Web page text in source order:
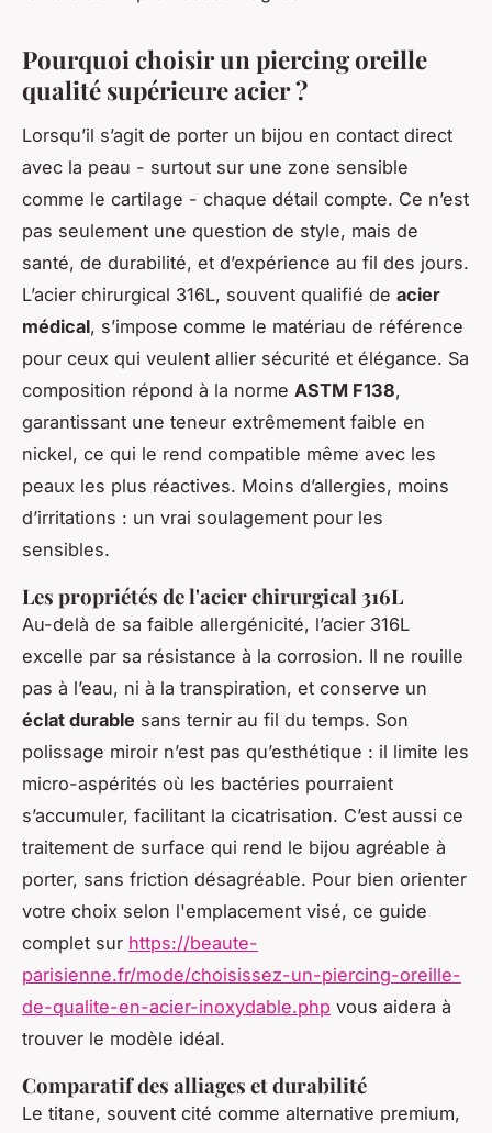
Pourquoi choisir un piercing oreille
qualité supérieure acier ?
Lorsqu’il s’agit de porter un bijou en contact direct
avec la peau - surtout sur une zone sensible
comme le cartilage - chaque détail compte. Ce n’est
pas seulement une question de style, mais de
santé, de durabilité, et d’expérience au fil des jours.
L’acier chirurgical 316L, souvent qualifié de acier
médical, s’impose comme le matériau de référence
pour ceux qui veulent allier sécurité et élégance. Sa
composition répond à la norme ASTM F138,
garantissant une teneur extrêmement faible en
nickel, ce qui le rend compatible même avec les
peaux les plus réactives. Moins d’allergies, moins
d’irritations : un vrai soulagement pour les
sensibles.
Les propriétés de l'acier chirurgical 316L
Au-delà de sa faible allergénicité, l’acier 316L
excelle par sa résistance à la corrosion. Il ne rouille
pas à l’eau, ni à la transpiration, et conserve un
éclat durable sans ternir au fil du temps. Son
polissage miroir n’est pas qu’esthétique : il limite les
micro-aspérités où les bactéries pourraient
s’accumuler, facilitant la cicatrisation. C’est aussi ce
traitement de surface qui rend le bijou agréable à
porter, sans friction désagréable. Pour bien orienter
votre choix selon l'emplacement visé, ce guide
complet sur https://beaute-
parisienne.fr/mode/choisissez-un-piercing-oreille-
de-qualite-en-acier-inoxydable.php vous aidera à
trouver le modèle idéal.
Comparatif des alliages et durabilité
Le titane, souvent cité comme alternative premium,